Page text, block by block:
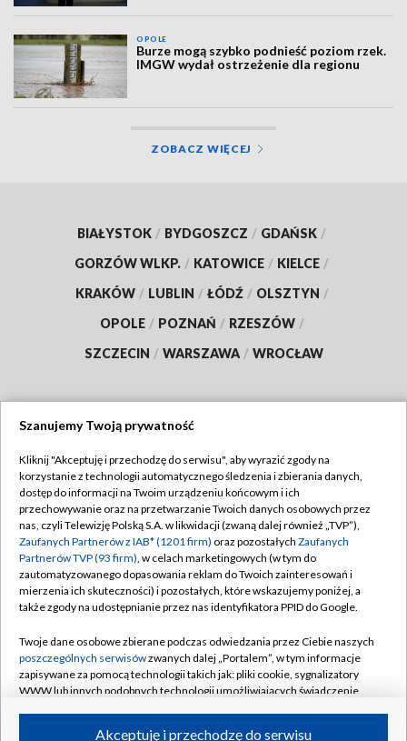
OPOLE
Burze mogą szybko podnieść poziom rzek.
IMGW wydał ostrzeżenie dla regionu
ZOBACZ WIĘCEJ
BIAŁYSTOK / BYDGOSZCZ / GDAŃSK /
GORZÓW WLKP. / KATOWICE / KIELCE /
KRAKÓW / LUBLIN / ŁÓDŹ / OLSZTYN /
OPOLE / POZNAŃ / RZESZÓW /
SZCZECIN / WARSZAWA / WROCŁAW
TVP
Abonament TVP
Emisja w TVP
Centrum informacji TVP
Naziemna Telewizja Cyfrowa
Rada Programowa
System NOS
Informacje o nadawcy
Regulamin TVP
Polityka prywatności
Moje zgody
Pomoc
Kontakt
Kanały
Szanujemy Twoją prywatność
Kliknij "Akceptuję i przechodzę do serwisu", aby wyrazić zgody na
korzystanie z technologii automatycznego śledzenia i zbierania danych,
dostęp do informacji na Twoim urządzeniu końcowym i ich
przechowywanie oraz na przetwarzanie Twoich danych osobowych przez
nas, czyli Telewizję Polską S.A. w likwidacji (zwaną dalej również „TVP”),
Zaufanych Partnerów z IAB* (1201 firm) oraz pozostałych Zaufanych
Partnerów TVP (93 firm), w celach marketingowych (w tym do
zautomatyzowanego dopasowania reklam do Twoich zainteresowań i
mierzenia ich skuteczności) i pozostałych, które wskazujemy poniżej, a
także zgody na udostępnianie przez nas identyfikatora PPID do Google.
Twoje dane osobowe zbierane podczas odwiedzania przez Ciebie naszych
poszczególnych serwisówzwanych dalej „Portalem”, w tym informacje
zapisywane za pomocą technologii takich jak: pliki cookie, sygnalizatory
WWW lub innych podobnych technologii umożliwiających świadczenie
Akceptuję i przechodzę do serwisu